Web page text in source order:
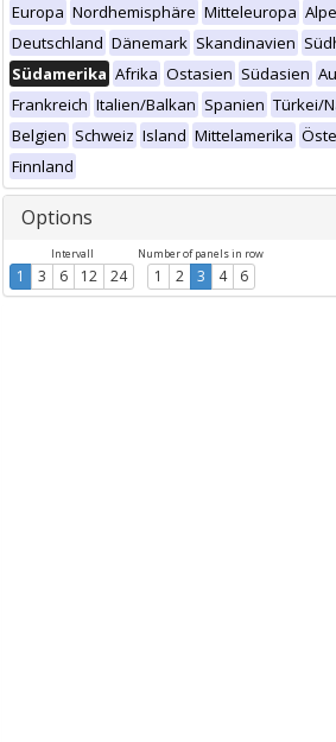
Europa Nordhemisphäre Mitteleuropa
Deutschland Dänemark Skandinavien
Südamerika Afrika Ostasien Südasien
Frankreich Italien/Balkan Spanien Türkei/
Belgien Schweiz Island Mittelamerika
Finnland
Options
Intervall
1 3 6 12 24
Number of panels in row
1 2 3 4 6